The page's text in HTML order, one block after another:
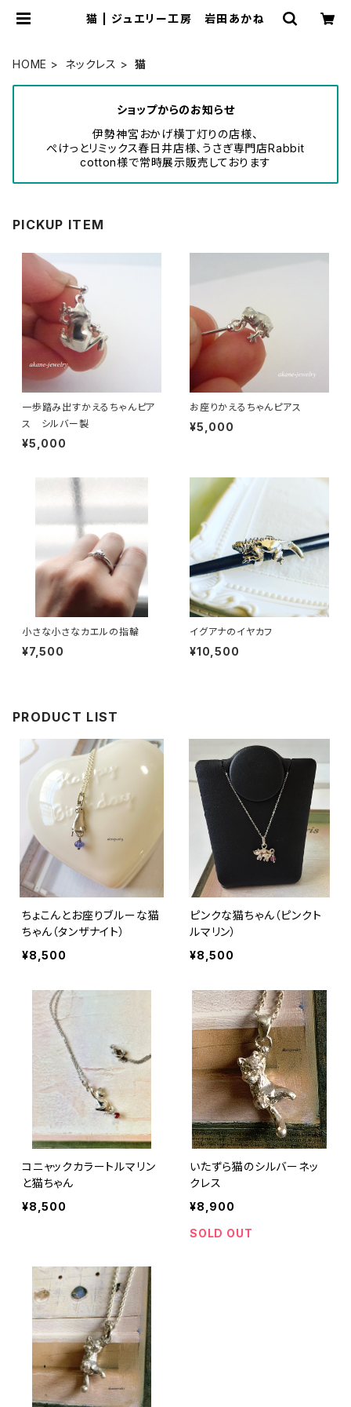
猫 | ジュエリー工房 岩田あかね
HOME ネックレス 猫
ショップからのお知らせ
伊勢神宮おかげ横丁灯りの店様、
ぺけっとリミックス春日井店様、うさぎ専門店Rabbit
cotton様で常時展示販売しております
PICKUP ITEM
一歩踏み出すかえるちゃんピア
ス シルバー製
¥5,000
お座りかえるちゃんピアス
¥5,000
小さな小さなカエルの指輪
¥7,500
イグアナのイヤカフ
¥10,500
PRODUCT LIST
ちょこんとお座りブルーな猫
ちゃん（タンザナイト）
¥8,500
ピンクな猫ちゃん（ピンクト
ルマリン）
¥8,500
コニャックカラートルマリン
と猫ちゃん
¥8,500
いたずら猫のシルバーネッ
クレス
¥8,900
SOLD OUT